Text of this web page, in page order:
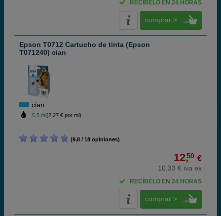
RECÍBELO EN 24 HORAS
comprar >
Epson T0712 Cartucho de tinta (Epson
T071240) cian
cian
5,5 ml(2,27 € por ml)
(9,8 / 18 opiniones)
12,50 €
10,33 € iva ex
RECÍBELO EN 24 HORAS
comprar >